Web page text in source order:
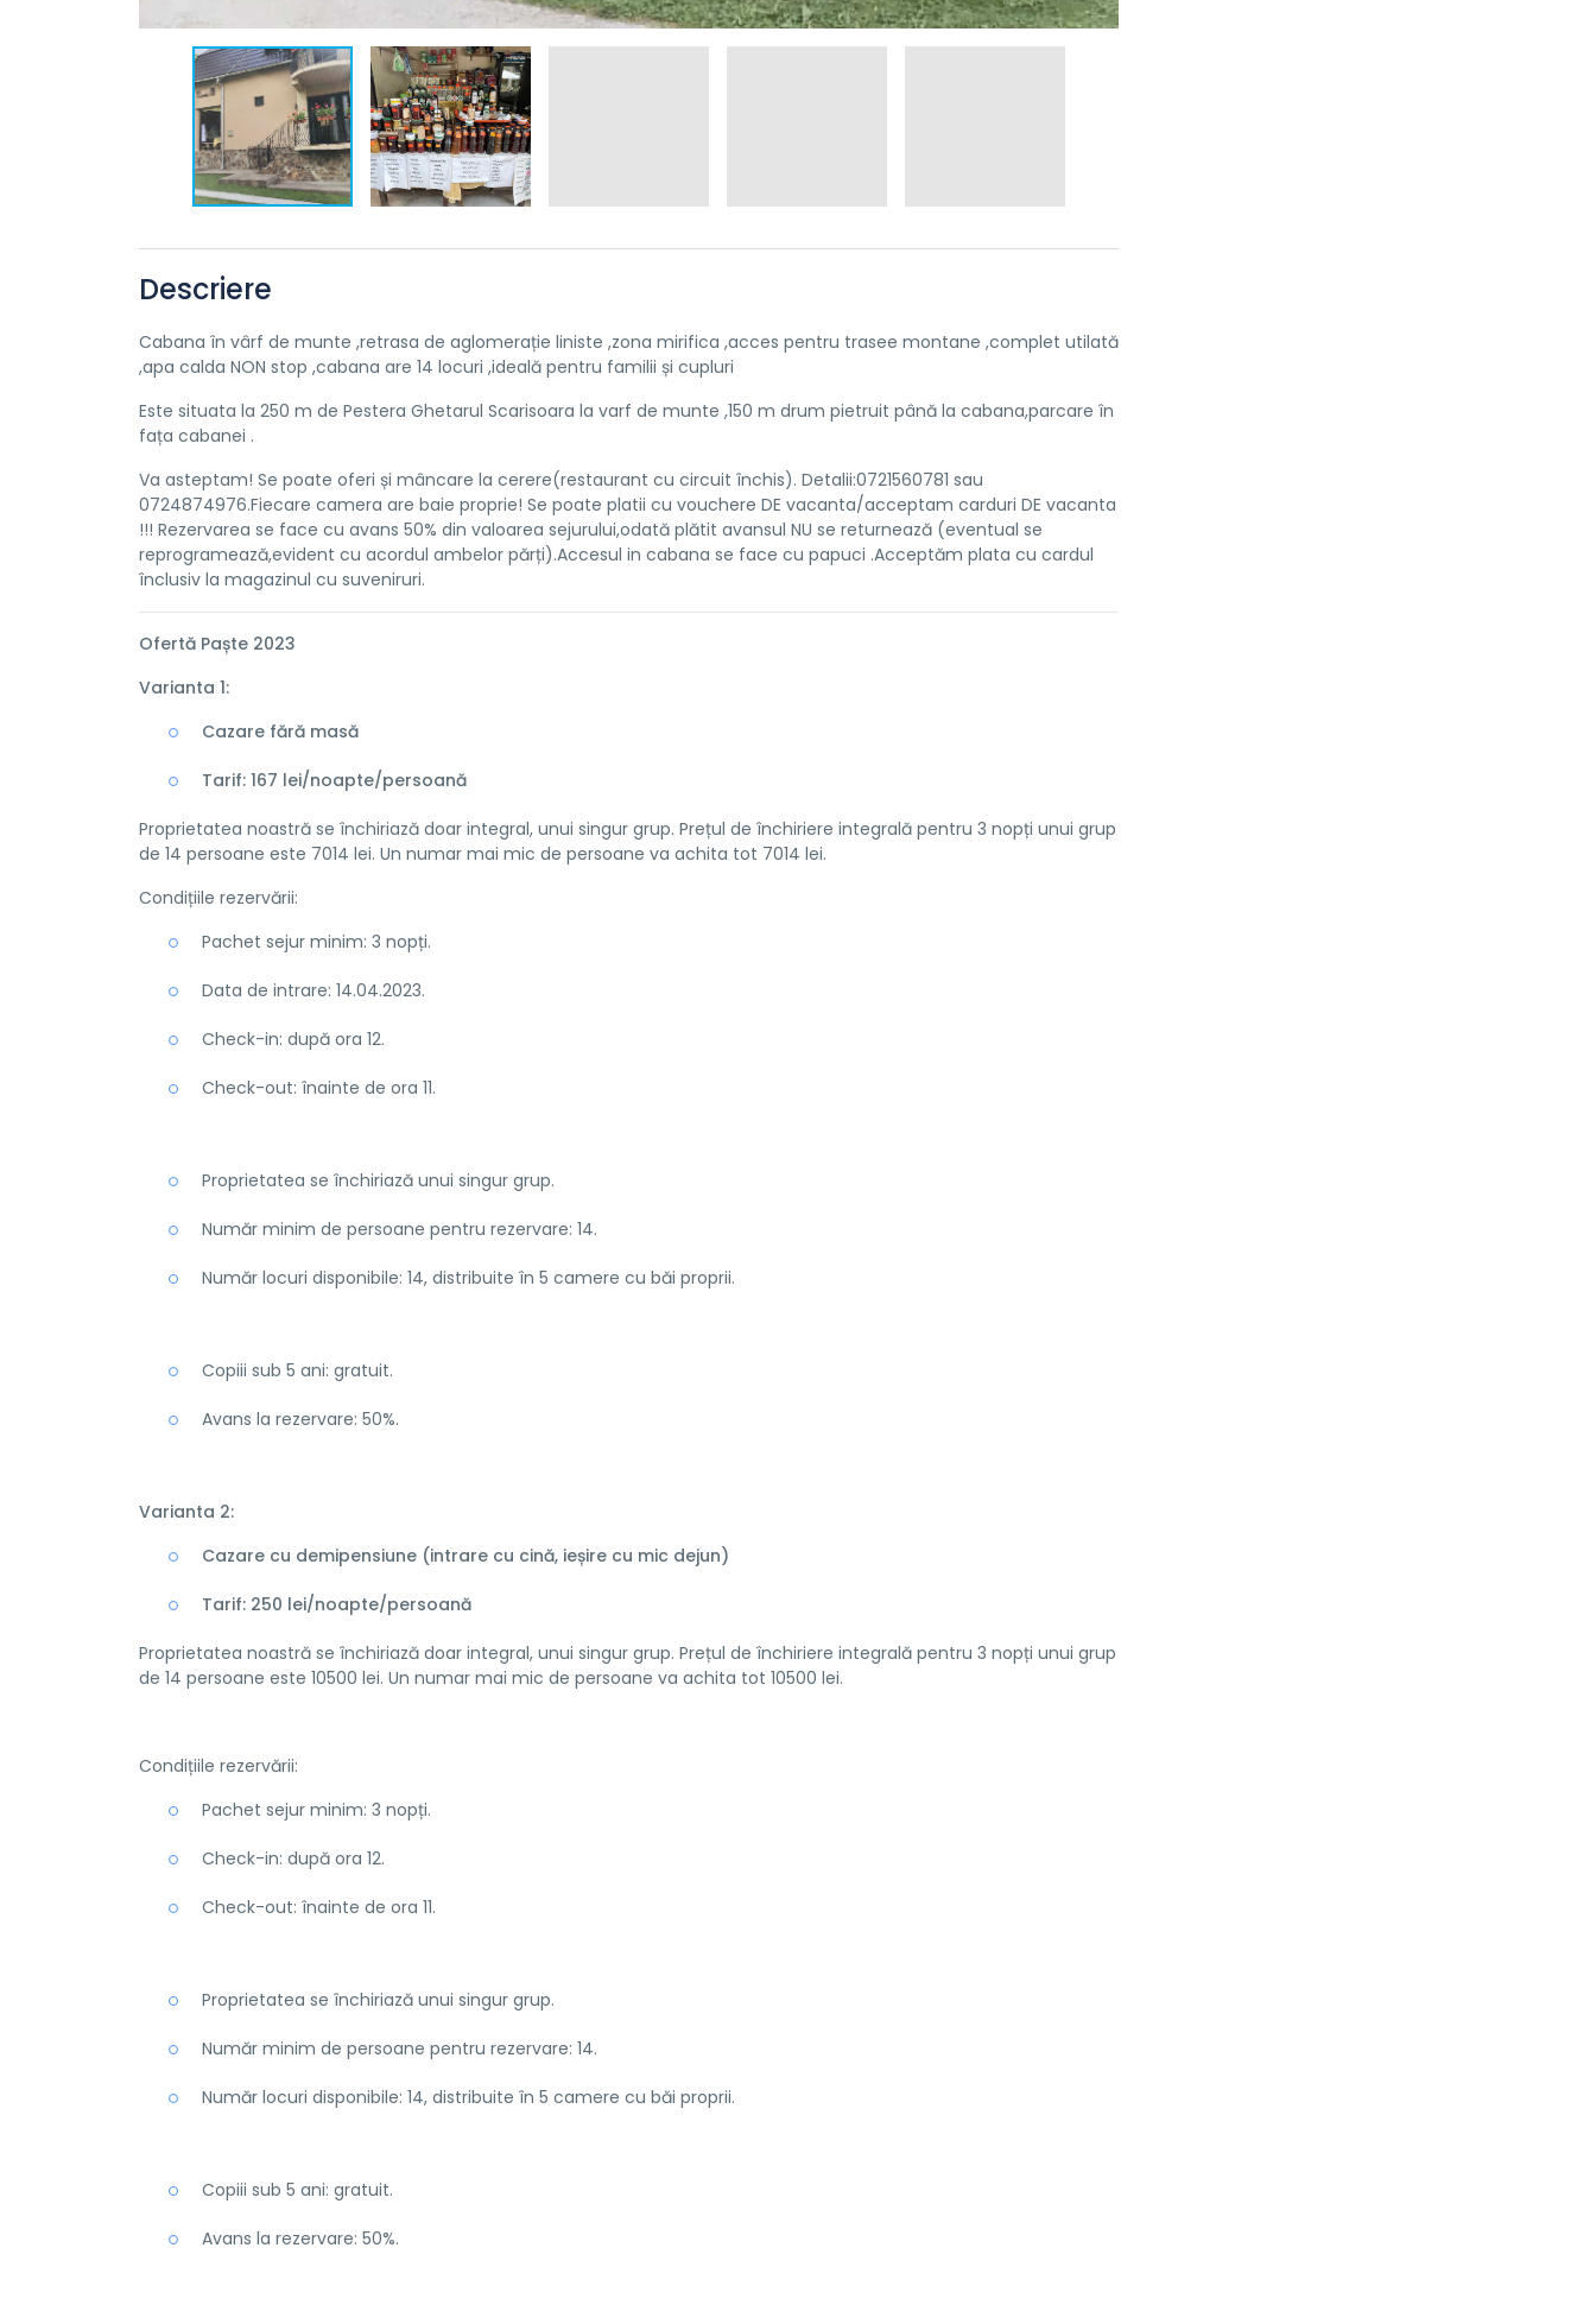
Descriere
Cabana în vârf de munte ,retrasa de aglomerație liniste ,zona mirifica ,acces pentru trasee montane ,complet utilată
,apa calda NON stop ,cabana are 14 locuri ,ideală pentru familii și cupluri
Este situata la 250 m de Pestera Ghetarul Scarisoara la varf de munte ,150 m drum pietruit până la cabana,parcare în
fața cabanei .
Va asteptam! Se poate oferi și mâncare la cerere(restaurant cu circuit închis). Detalii:0721560781 sau
0724874976.Fiecare camera are baie proprie! Se poate platii cu vouchere DE vacanta/acceptam carduri DE vacanta
!!! Rezervarea se face cu avans 50% din valoarea sejurului,odată plătit avansul NU se returnează (eventual se
reprogramează,evident cu acordul ambelor părți).Accesul in cabana se face cu papuci .Acceptăm plata cu cardul
înclusiv la magazinul cu suveniruri.
Ofertă Paște 2023
Varianta 1:
Cazare fără masă
Tarif: 167 lei/noapte/persoană
Proprietatea noastră se închiriază doar integral, unui singur grup. Prețul de închiriere integrală pentru 3 nopți unui grup
de 14 persoane este 7014 lei. Un numar mai mic de persoane va achita tot 7014 lei.
Condițiile rezervării:
Pachet sejur minim: 3 nopți.
Data de intrare: 14.04.2023.
Check-in: după ora 12.
Check-out: înainte de ora 11.
Proprietatea se închiriază unui singur grup.
Număr minim de persoane pentru rezervare: 14.
Număr locuri disponibile: 14, distribuite în 5 camere cu băi proprii.
Copiii sub 5 ani: gratuit.
Avans la rezervare: 50%.
Varianta 2:
Cazare cu demipensiune (intrare cu cină, ieșire cu mic dejun)
Tarif: 250 lei/noapte/persoană
Proprietatea noastră se închiriază doar integral, unui singur grup. Prețul de închiriere integrală pentru 3 nopți unui grup
de 14 persoane este 10500 lei. Un numar mai mic de persoane va achita tot 10500 lei.
Condițiile rezervării:
Pachet sejur minim: 3 nopți.
Check-in: după ora 12.
Check-out: înainte de ora 11.
Proprietatea se închiriază unui singur grup.
Număr minim de persoane pentru rezervare: 14.
Număr locuri disponibile: 14, distribuite în 5 camere cu băi proprii.
Copiii sub 5 ani: gratuit.
Avans la rezervare: 50%.